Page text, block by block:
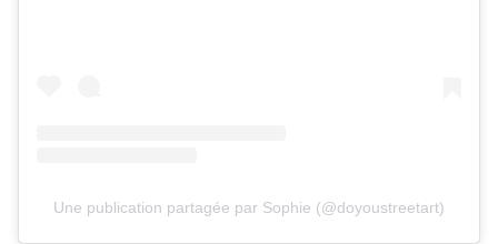
Une publication partagée par Sophie (@doyoustreetart)